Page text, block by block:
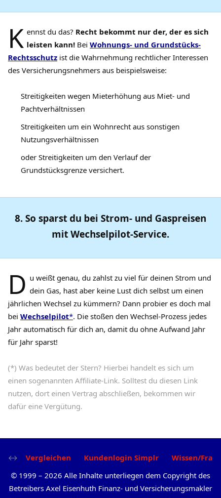
K ennst du das? Recht bekommt nur der, der es sich
leisten kann! Bei Wohnungs- und Grundstücks-
Rechtsschutz ist die Wahrnehmung rechtlicher Interessen
des Versicherungsnehmers aus beispielsweise:
Streitigkeiten wegen Mieterhöhung aus Miet- und
Pachtverhältnissen
Streitigkeiten um ein Wohnrecht aus sonstigen
Nutzungsverhältnissen
oder Streitigkeiten um den Verlauf der
Grundstücksgrenze versichert.
8. So sparst du bei Strom- und Gaspreisen
mit Wechselpilot-Service.
D u weißt genau, du zahlst zu viel für deinen Strom und
dein Gas, hast aber keine Lust dich selbst um einen
jährlichen Wechsel zu kümmern? Dann probier es doch mal
bei Wechselpilot*. Die stoßen den Wechsel-Prozess jedes
Jahr automatisch für dich an, damit du ohne Aufwand Jahr
für Jahr sparst!
(*) Was bedeutet der Stern? Hierbei handelt es sich um
einen sogenannten Affiliate-Link. Solltest du diesen Link
nutzen, dort einen Vertrag abschließen, bekommen wir
dafür eine Vergütung.
Vergleichen Kundenlogin Simplr
Wissen/
© 1999 – 2026 Alle Inhalte unterliegen dem Copyright des
Betreibers Axel Eisenhuth Finanz- und Versicherungsmakler